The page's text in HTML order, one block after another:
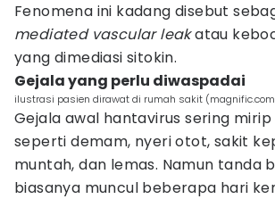
Fenomena ini kadang disebut
mediated vascular leakatau
yang dimediasi sitokin.
Gejala yang perlu diwaspadai
ilustrasi pasien dirawat di rumah sakit
Gejala awal hantavirus sering mirip
seperti demam, nyeri otot, sakit
muntah, dan lemas. Namun tanda
biasanya muncul beberapa hari